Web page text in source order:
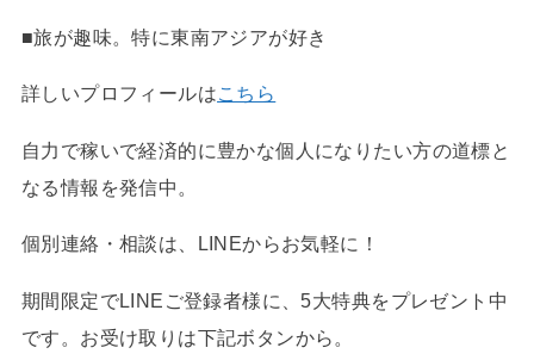
■旅が趣味。特に東南アジアが好き
詳しいプロフィールはこちら
自力で稼いで経済的に豊かな個人になりたい方の道標と
なる情報を発信中。
個別連絡・相談は、LINEからお気軽に！
期間限定でLINEご登録者様に、5大特典をプレゼント中
です。お受け取りは下記ボタンから。